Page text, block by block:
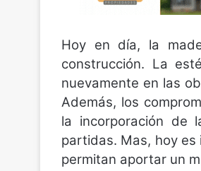
Hoy en día, la
construcción. La
nuevamente en las
Además, los
la incorporación de
partidas. Mas, hoy
permitan aportar un